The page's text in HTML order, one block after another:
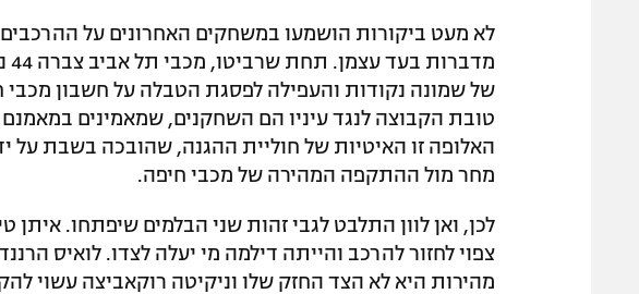
לא מעט ביקורות הושמעו במשחקים האחרונים על ההרכבים
של שמונה נקודות והעפילה לפסגת הטבלה על חשבון מכבי
טובת הקבוצה לנגד עיניו הם השחקנים, שמאמינים
האלופה זו האיטיות של חוליית ההגנה, שהובכה בשבת על
מחר מול ההתקפה המהירה של מכבי חיפה.
לכן, ואן לוון התלבט לגבי זהות שני הבלמים שיפתחו.
צפוי לחזור להרכב והייתה דילמה מי יעלה לצדו. לואיס
מהירות היא לא הצד החזק שלו וניקיטה רוקאביצה עשוי